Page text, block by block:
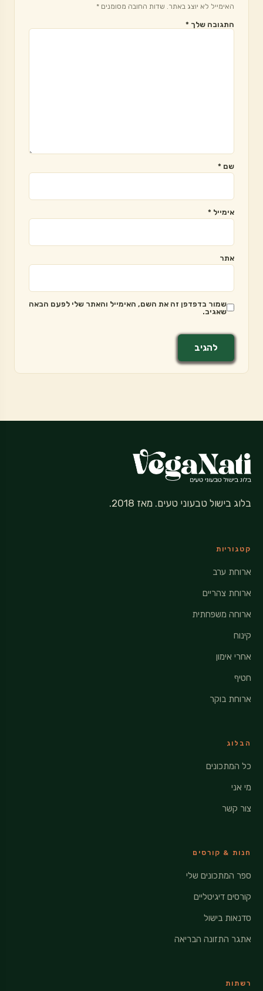
האימייל לא יוצג באתר. שדות החובה מסומנים *
התגובה שלך *
שם *
אימייל *
אתר
שמור בדפדפן זה את השם, האימייל והאתר שלי לפעם הבאה
שאגיב.
בלוג בישול טבעוני טעים. מאז 2018.
קטגוריות
ארוחת ערב
ארוחת צהריים
ארוחה משפחתית
קינוח
אחרי אימון
חטיף
ארוחת בוקר
הבלוג
כל המתכונים
מי אני
צור קשר
חנות & קורסים
ספר המתכונים שלי
קורסים דיגיטליים
סדנאות בישול
אתגר התזונה הבריאה
רשתות